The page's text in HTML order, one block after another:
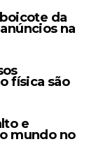
Jr e
do
da
na
física são
e
mundo no